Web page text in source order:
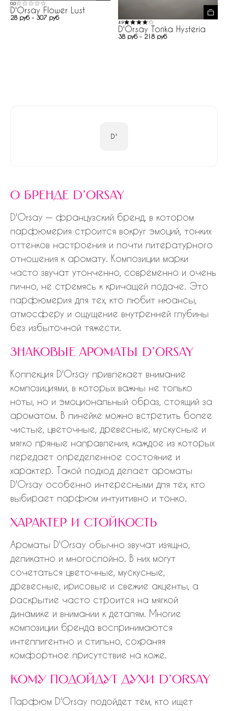
0.0
D'Orsay Flower Lust
28 руб - 307 руб
4.9
D'Orsay Tonka Hysteria
38 руб - 218 руб
D'
о бренде d'orsay
D'Orsay — французский бренд, в котором
парфюмерия строится вокруг эмоций, тонких
оттенков настроения и почти литературного
отношения к аромату. Композиции марки
часто звучат утонченно, современно и очень
лично, не стремясь к кричащей подаче. Это
парфюмерия для тех, кто любит нюансы,
атмосферу и ощущение внутренней глубины
без избыточной тяжести.
знаковые ароматы d'orsay
Коллекция D'Orsay привлекает внимание
композициями, в которых важны не только
ноты, но и эмоциональный образ, стоящий за
ароматом. В линейке можно встретить более
чистые, цветочные, древесные, мускусные и
мягко пряные направления, каждое из которых
передает определенное состояние и
характер. Такой подход делает ароматы
D'Orsay особенно интересными для тех, кто
выбирает парфюм интуитивно и тонко.
характер и стойкость
Ароматы D'Orsay обычно звучат изящно,
деликатно и многослойно. В них могут
сочетаться цветочные, мускусные,
древесные, ирисовые и свежие акценты, а
раскрытие часто строится на мягкой
динамике и внимании к деталям. Многие
композиции бренда воспринимаются
интеллигентно и стильно, сохраняя
комфортное присутствие на коже.
кому подойдут духи d'orsay
Парфюм D'Orsay подойдет тем, кто ищет